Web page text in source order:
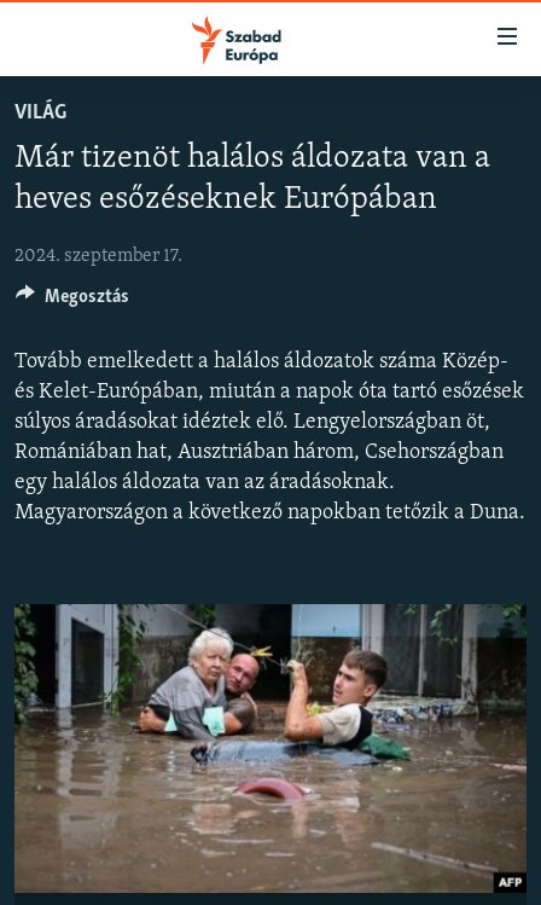
Akadálymentes
Ugrás
oldalra
Ugrás
keresésre
AKTUÁLIS
PODCASTOK
VIDEÓK
ELEMZŐ
NER15
SZABADON
TÁRSADALOM
DEMOKRÁCIA
A PÉNZ NYOMÁBAN
VILÁG
KLÍMAVÁLTOZÁS
A MÚLT TANULSÁGAI
KÖVESSEN MINKET!
Valamennyi RFE/RL weboldal
VILÁG
Már tizenöt halálos áldozata van a
heves esőzéseknek Európában
2024. szeptember 17.
Tovább emelkedett a halálos áldozatok száma Közép-
és Kelet-Európában, miután a napok óta tartó esőzések
súlyos áradásokat idéztek elő. Lengyelországban öt,
Romániában hat, Ausztriában három, Csehországban
egy halálos áldozata van az áradásoknak.
Magyarországon a következő napokban tetőzik a Duna.
Megosztás
FELIRATKOZÁS
Feliratkozás